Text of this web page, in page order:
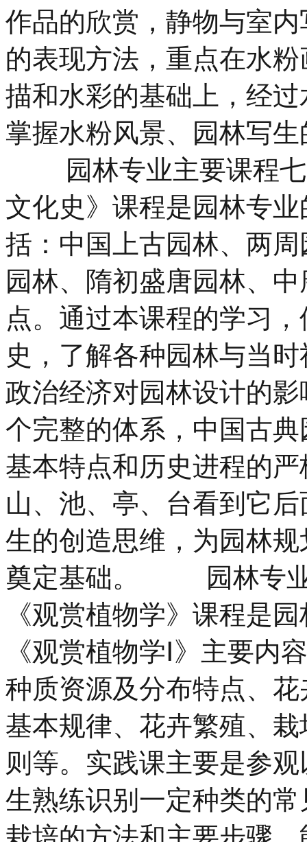
作品的欣赏，静物与室
的表现方法，重点在水
描和水彩的基础上，经
掌握水粉风景、园林写
园林专业主要课程七
文化史》课程是园林专
括：中国上古园林、两
园林、隋初盛唐园林、
点。通过本课程的学习
史，了解各种园林与当
政治经济对园林设计的
个完整的体系，中国古
基本特点和历史进程的
山、池、亭、台看到它
生的创造思维，为园林
奠定基础。 园林专业
《观赏植物学》课程是
《观赏植物学Ⅰ》主要内
种质资源及分布特点、
基本规律、花卉繁殖、
则等。实践课主要是参
生熟练识别一定种类的